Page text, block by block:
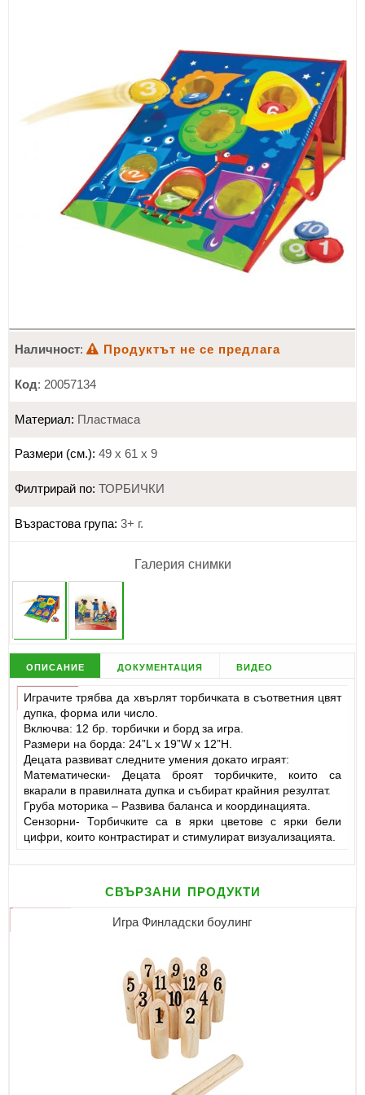
СПОРТ
МЕБЕЛИ И ОБОРУДВАНЕ
КАНЦЕЛАРСКИ МАТЕРИАЛИ
КНИГИ И УЧЕБНИЦИ
БДП
НОВИ
Наличност: Продуктът не се предлага
Код: 20057134
Материал: Пластмаса
Размери (см.): 49 х 61 х 9
Филтрирай по: ТОРБИЧКИ
Възрастова група: 3+ г.
Галерия снимки
описание документация видео
Играчите трябва да хвърлят торбичката в съответния цвят
дупка, форма или число.
Включва: 12 бр. торбички и борд за игра.
Размери на борда: 24”L x 19”W x 12”H.
Децата развиват следните умения докато играят:
Математически- Децата броят торбичките, които са
вкарали в правилната дупка и събират крайния резултат.
Груба моторика – Развива баланса и координацията.
Сензорни- Торбичките са в ярки цветове с ярки бели
цифри, които контрастират и стимулират визуализацията.
свързани продукти
Игра Финладски боулинг